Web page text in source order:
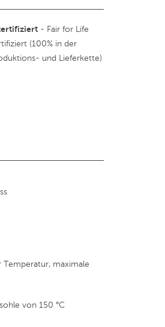
- Fair for Life
(100% in der
und Lieferkette)
maximale
von 150 °C